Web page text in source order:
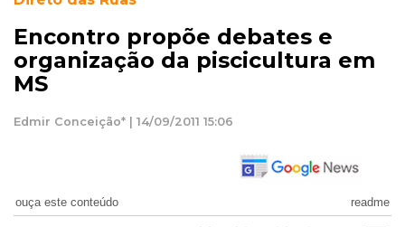
Encontro propõe debates e
organização da piscicultura em
MS
Edmir Conceição* | 14/09/2011 15:06
ouça este conteúdo readme